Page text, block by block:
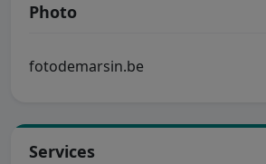
Photo
fotodemarsin.be
Services